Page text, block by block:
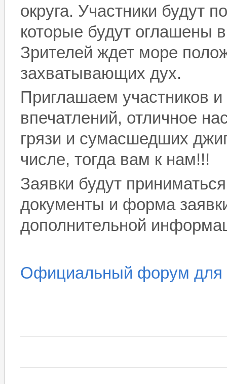
округа. Участники будут
которые будут оглашены
Зрителей ждет море
захватывающих дух.
Приглашаем участников
впечатлений, отличное
грязи и сумасшедших
числе, тогда вам к нам!!!
Заявки будут
документы и форма
дополнительной
Официальный форум для